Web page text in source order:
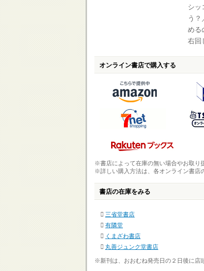
シッ
う？
める
右回
オンライン書店で購入する
※書店によって在庫の無い場合やお取り
※詳しい購入方法は、各オンライン書店
書店の在庫をみる
三省堂書店
有隣堂
くまざわ書店
丸善ジュンク堂書店
※新刊は、おおむね発売日の２日後に店